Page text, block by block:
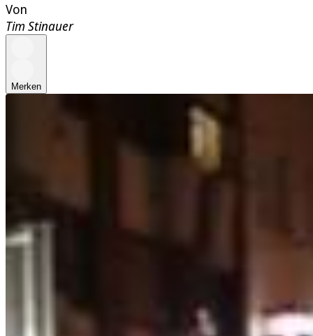
Von
Tim Stinauer
Merken